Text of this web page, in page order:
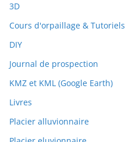
3D
Cours d'orpaillage & Tutoriels
DIY
Journal de prospection
KMZ et KML (Google Earth)
Livres
Placier alluvionnaire